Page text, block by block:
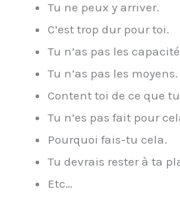
Tu ne peux y arriver.
C’est trop dur pour toi.
Tu n’as pas les
Tu n’as pas les moyens.
Content toi de ce que
Tu n’es pas fait pour
Pourquoi fais-tu cela.
Tu devrais rester à ta
Etc…